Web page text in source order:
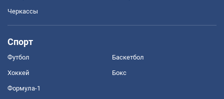
Черкассы
Спорт
Футбол Баскетбол
Хоккей Бокс
Формула-1